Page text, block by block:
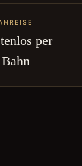
per
Bahn